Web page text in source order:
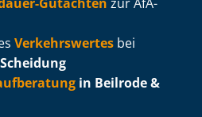
Verkehrswertes bei
Scheidung
in Beilrode &